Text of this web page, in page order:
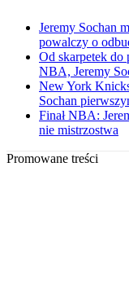
Jeremy Sochan
powalczy o
Od skarpetek do
NBA, Jeremy
New York
Sochan
Finał NBA:
nie mistrzostwa
Promowane treści